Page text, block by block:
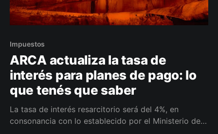
Impuestos
ARCA actualiza la tasa de
interés para planes de pago: lo
que tenés que saber
La tasa de interés resarcitorio será del 4%, en
consonancia con lo establecido por el Ministerio de